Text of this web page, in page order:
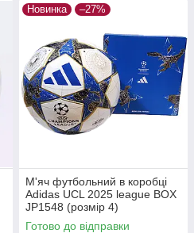
Новинка –27%
М'яч футбольний в коробці
Adidas UCL 2025 league BOX
JP1548 (розмір 4)
Готово до відправки